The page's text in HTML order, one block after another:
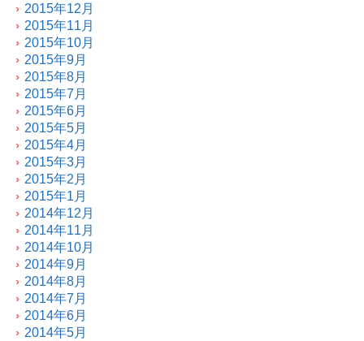
2015年12月
2015年11月
2015年10月
2015年9月
2015年8月
2015年7月
2015年6月
2015年5月
2015年4月
2015年3月
2015年2月
2015年1月
2014年12月
2014年11月
2014年10月
2014年9月
2014年8月
2014年7月
2014年6月
2014年5月